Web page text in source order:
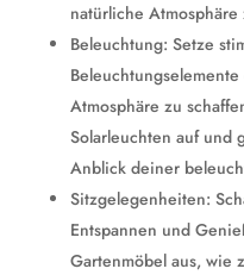
natürliche Atmosphäre
Beleuchtung: Setze
Atmosphäre zu
Solarleuchten auf und
Anblick deiner
Sitzgelegenheiten:
Entspannen und
Gartenmöbel aus, wie